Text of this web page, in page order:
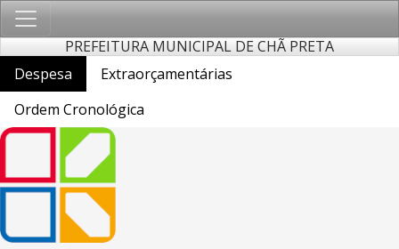
PREFEITURA MUNICIPAL DE CHÃ PRETA
Despesa
Extraorçamentárias
Ordem Cronológica